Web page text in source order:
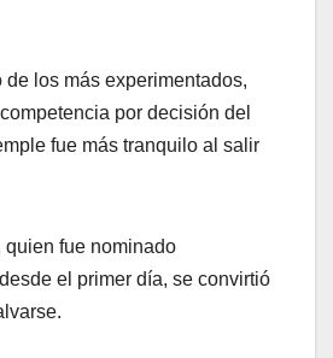
de los más experimentados,
por decisión del
fue más tranquilo al salir
quien fue nominado
el primer día, se convirtió